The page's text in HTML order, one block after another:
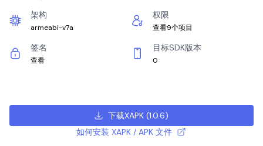
架构
armeabi-v7a
权限
查看9个项目
签名
查看
目标SDK版本
0
下载XAPK (1.0.6)
如何安装 XAPK / APK 文件